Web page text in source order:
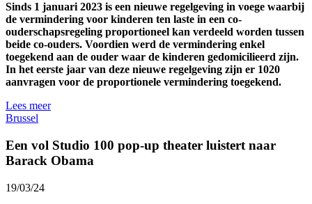
Sinds 1 januari 2023 is een nieuwe regelgeving in voege waarbij
de vermindering voor kinderen ten laste in een co-
ouderschapsregeling proportioneel kan verdeeld worden tussen
beide co-ouders. Voordien werd de vermindering enkel
toegekend aan de ouder waar de kinderen gedomicilieerd zijn.
In het eerste jaar van deze nieuwe regelgeving zijn er 1020
aanvragen voor de proportionele vermindering toegekend.
Lees meer
Brussel
Een vol Studio 100 pop-up theater luistert naar
Barack Obama
19/03/24